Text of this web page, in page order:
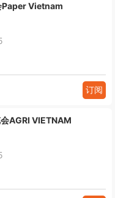
Paper Vietnam
订阅
AGRI VIETNAM